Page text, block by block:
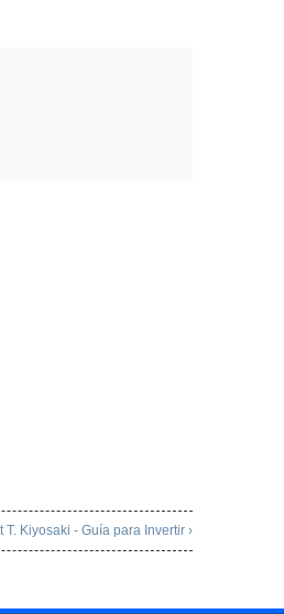
T. Kiyosaki - Guía para Invertir ›